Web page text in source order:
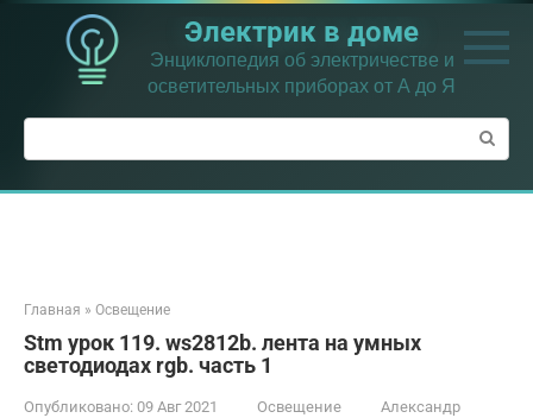
Перейти
контенту
Электрик в доме
Энциклопедия об электричестве и
осветительных приборах от А до Я
Поиск:
Главная » Освещение
Stm урок 119. ws2812b. лента на умных
светодиодах rgb. часть 1
Опубликовано: 09 Авг 2021 Освещение
Александр